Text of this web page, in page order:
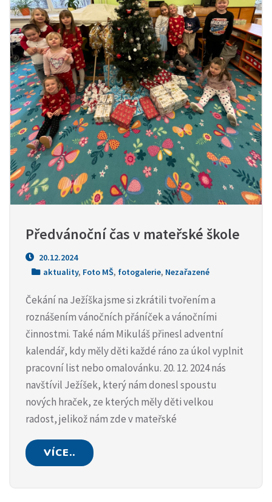
Předvánoční čas v mateřské škole
20.12.2024
aktuality, Foto MŠ, fotogalerie, Nezařazené
Čekání na Ježíška jsme si zkrátili tvořením a
roznášením vánočních přáníček a vánočními
činnostmi. Také nám Mikuláš přinesl adventní
kalendář, kdy měly děti každé ráno za úkol vyplnit
pracovní list nebo omalovánku. 20. 12. 2024 nás
navštívil Ježíšek, který nám donesl spoustu
nových hraček, ze kterých měly děti velkou
radost, jelikož nám zde v mateřské
VÍCE..